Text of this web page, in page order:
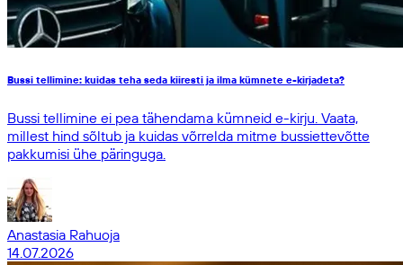
Bussi tellimine: kuidas teha seda kiiresti ja ilma kümnete e-kirjadeta?
Bussi tellimine ei pea tähendama kümneid e-kirju. Vaata,
millest hind sõltub ja kuidas võrrelda mitme bussiettevõtte
pakkumisi ühe päringuga.
Anastasia Rahuoja
14.07.2026